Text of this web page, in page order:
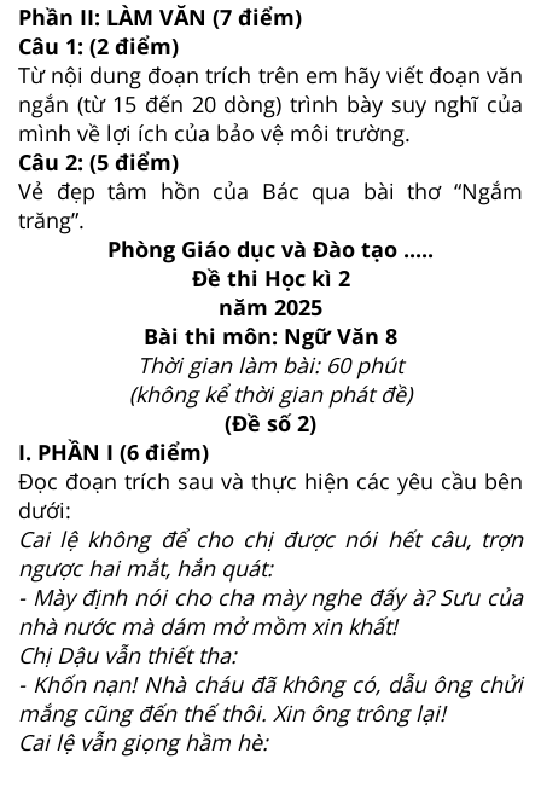
Phần II: LÀM VĂN (7 điểm)
Câu 1: (2 điểm)
Từ nội dung đoạn trích trên em hãy viết đoạn văn
ngắn (từ 15 đến 20 dòng) trình bày suy nghĩ của
mình về lợi ích của bảo vệ môi trường.
Câu 2: (5 điểm)
Vẻ đẹp tâm hồn của Bác qua bài thơ “Ngắm
trăng”.
Phòng Giáo dục và Đào tạo .....
Đề thi Học kì 2
năm 2025
Bài thi môn: Ngữ Văn 8
Thời gian làm bài: 60 phút
(không kể thời gian phát đề)
(Đề số 2)
I. PHẦN I (6 điểm)
Đọc đoạn trích sau và thực hiện các yêu cầu bên
dưới:
Cai lệ không để cho chị được nói hết câu, trợn
ngược hai mắt, hắn quát:
- Mày định nói cho cha mày nghe đấy à? Sưu của
nhà nước mà dám mở mồm xin khất!
Chị Dậu vẫn thiết tha:
- Khốn nạn! Nhà cháu đã không có, dẫu ông chửi
mắng cũng đến thế thôi. Xin ông trông lại!
Cai lệ vẫn giọng hầm hè: